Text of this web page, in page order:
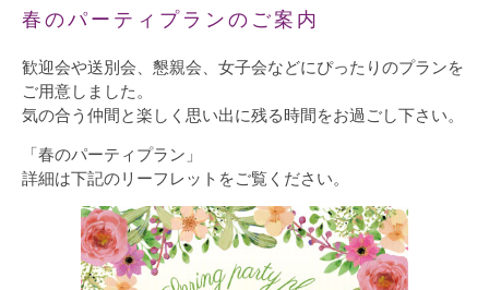
春のパーティプランのご案内
歓迎会や送別会、懇親会、女子会などにぴったりのプランを
ご用意しました。
気の合う仲間と楽しく思い出に残る時間をお過ごし下さい。
「春のパーティプラン」
詳細は下記のリーフレットをご覧ください。